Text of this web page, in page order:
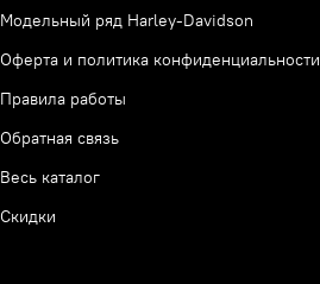
Модельный ряд Harley-Davidson
Оферта и политика конфиденциальности
Правила работы
Обратная связь
Весь каталог
Скидки